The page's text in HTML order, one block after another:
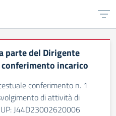
parte del Dirigente
incarico
conferimento n. 1
di attività di
J44D23002620006